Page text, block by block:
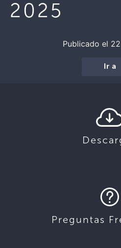
2025
Publicado el
Ir a
Preguntas